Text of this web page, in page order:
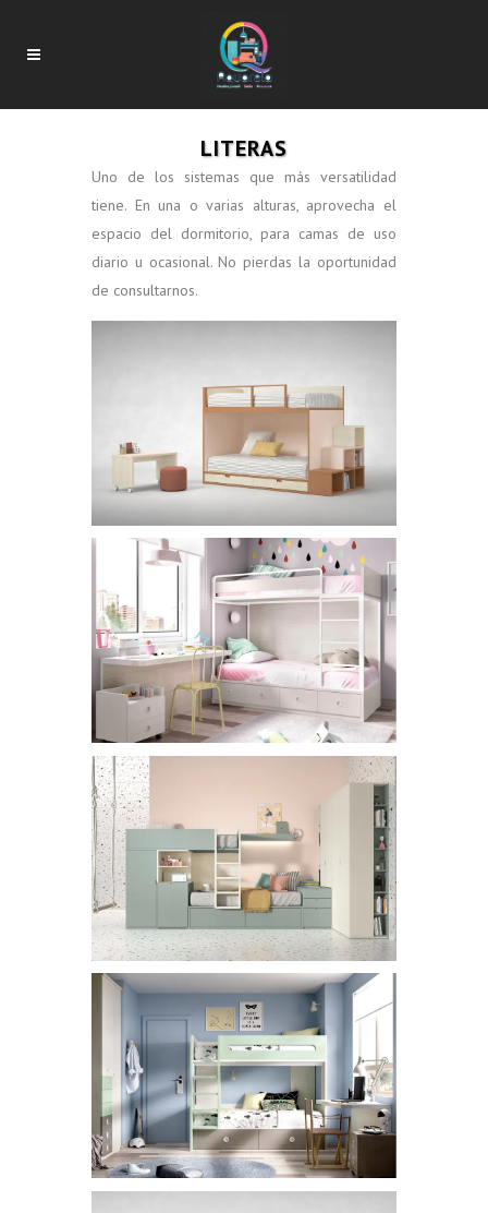
LITERAS
Uno de los sistemas que más versatilidad
tiene. En una o varias alturas, aprovecha el
espacio del dormitorio, para camas de uso
diario u ocasional. No pierdas la oportunidad
de consultarnos.